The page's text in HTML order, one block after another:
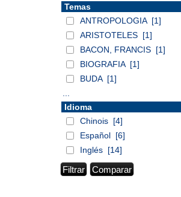
Temas
ANTROPOLOGIA [1]
ARISTOTELES [1]
BACON, FRANCIS [1]
BIOGRAFIA [1]
BUDA [1]
Idioma
Chinois [4]
Español [6]
Inglés [14]